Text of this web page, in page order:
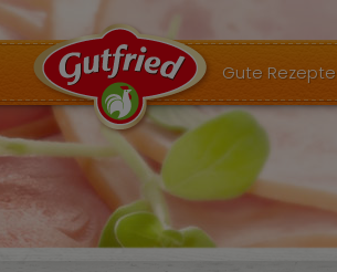
Gute Rezepte